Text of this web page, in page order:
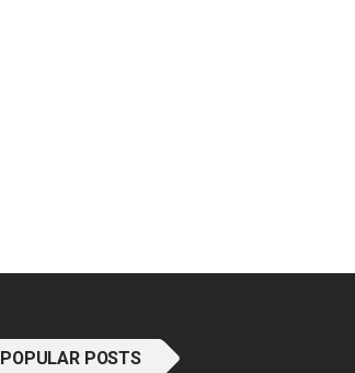
POPULAR POSTS